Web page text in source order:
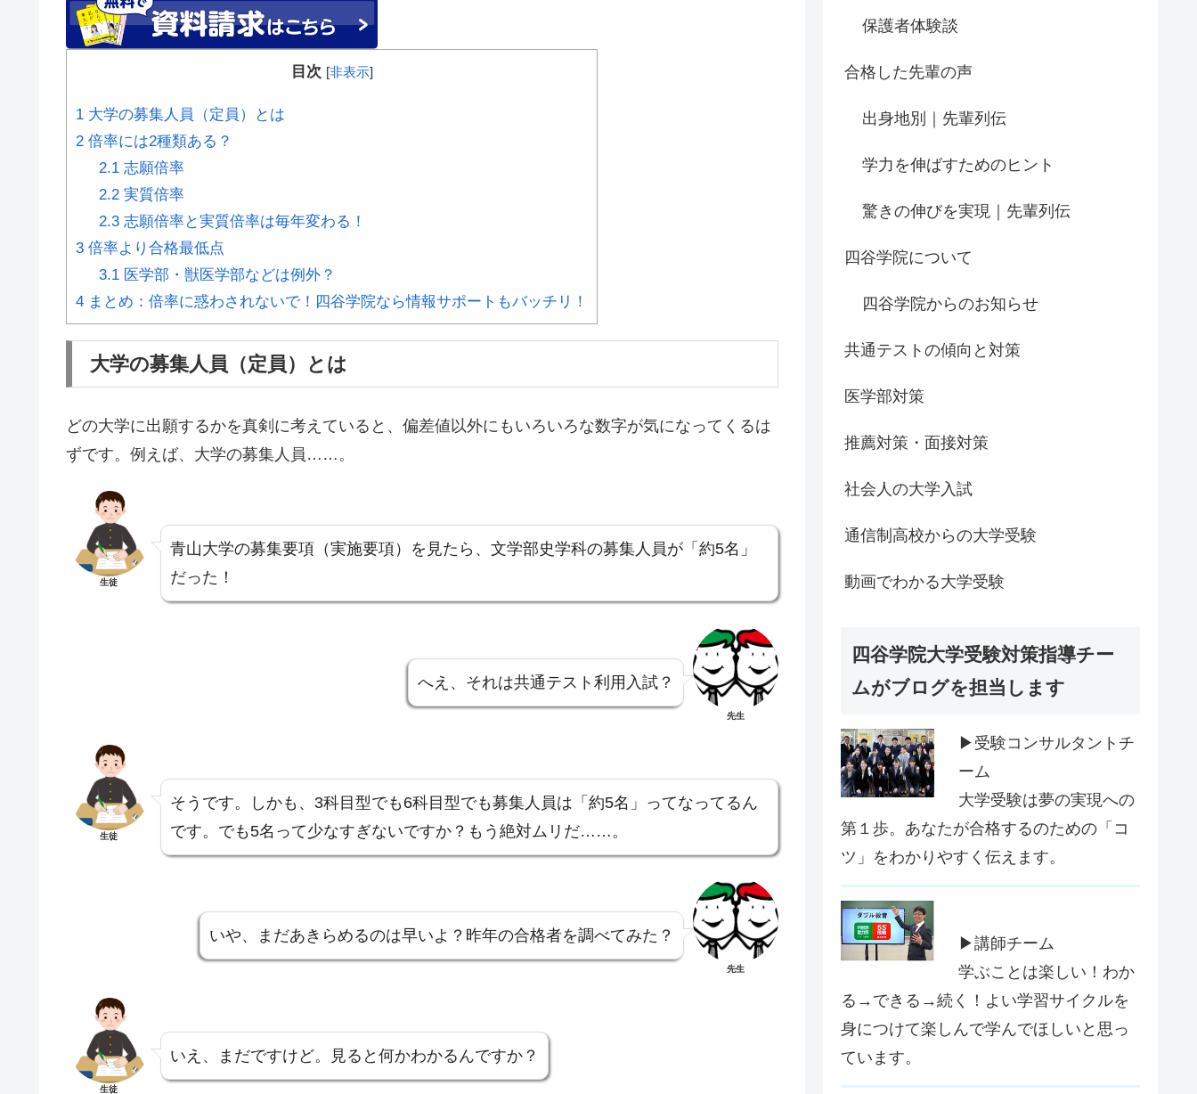
目次 [非表示]
1 大学の募集人員（定員）とは
2 倍率には2種類ある？
2.1志願倍率
2.2実質倍率
2.3志願倍率と実質倍率は毎年変わる！
3 倍率より合格最低点
3.1医学部・獣医学部などは例外？
4 まとめ：倍率に惑わされないで！四谷学院なら情報サポートもバッチリ！
大学の募集人員（定員）とは
どの大学に出願するかを真剣に考えていると、偏差値以外にもいろいろな数字が気になってくるは
ずです。例えば、大学の募集人員……。
生徒
青山大学の募集要項（実施要項）を見たら、文学部史学科の募集人員が「約5名」
だった！
へえ、それは共通テスト利用入試？
先生
生徒
そうです。しかも、3科目型でも6科目型でも募集人員は「約5名」ってなってるん
です。でも5名って少なすぎないですか？もう絶対ムリだ……。
いや、まだあきらめるのは早いよ？昨年の合格者を調べてみた？
先生
生徒
いえ、まだですけど。見ると何かわかるんですか？
保護者体験談
合格した先輩の声
出身地別｜先輩列伝
学力を伸ばすためのヒント
驚きの伸びを実現｜先輩列伝
四谷学院について
四谷学院からのお知らせ
共通テストの傾向と対策
医学部対策
推薦対策・面接対策
社会人の大学入試
通信制高校からの大学受験
動画でわかる大学受験
四谷学院大学受験対策指導チー
ムがブログを担当します
▶受験コンサルタントチ
ーム
大学受験は夢の実現への
第１歩。あなたが合格するのための「コ
ツ」をわかりやすく伝えます。
▶講師チーム
学ぶことは楽しい！わか
る→できる→続く！よい学習サイクルを
身につけて楽しんで学んでほしいと思っ
ています。